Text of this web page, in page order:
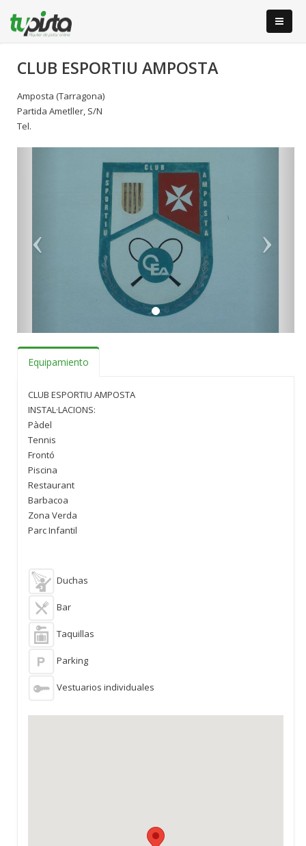
CLUB ESPORTIU AMPOSTA
Amposta (Tarragona)
Partida Ametller, S/N
Tel.
Equipamiento
CLUB ESPORTIU AMPOSTA
INSTAL·LACIONS:
Pàdel
Tennis
Frontó
Piscina
Restaurant
Barbacoa
Zona Verda
Parc Infantil
Duchas
Bar
Taquillas
Parking
Vestuarios individuales